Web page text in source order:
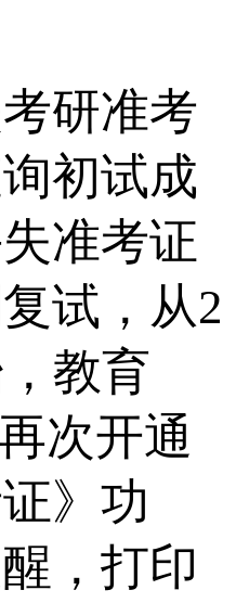
研准考
初试成
准考证
试，从2
教育
次开通
》功
，打印